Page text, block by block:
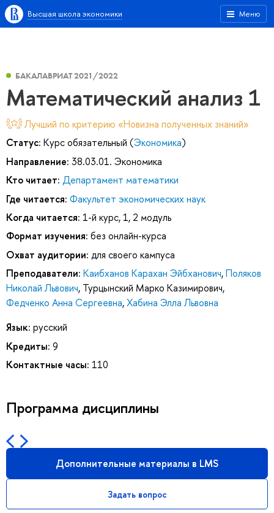
Меню
Высшая школа экономики
БАКАЛАВРИАТ 2021/2022
Математический анализ 1
Лучший по критерию «Новизна полученных знаний»
Статус: Курс обязательный (Экономика)
Направление: 38.03.01. Экономика
Кто читает: Департамент математики
Где читается: Факультет экономических наук
Когда читается: 1-й курс, 1, 2 модуль
Формат изучения: без онлайн-курса
Охват аудитории: для своего кампуса
Преподаватели: Каибханов Карахан Эйбханович,Поляков
Николай Львович, Турцынский Марко Казимирович,
Федченко Анна Сергеевна,Хабина Элла Львовна
Язык: русский
Кредиты: 9
Контактные часы: 110
Программа дисциплины
Дополнительные материалы в LMS
Задать вопрос